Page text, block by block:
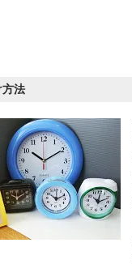
方法